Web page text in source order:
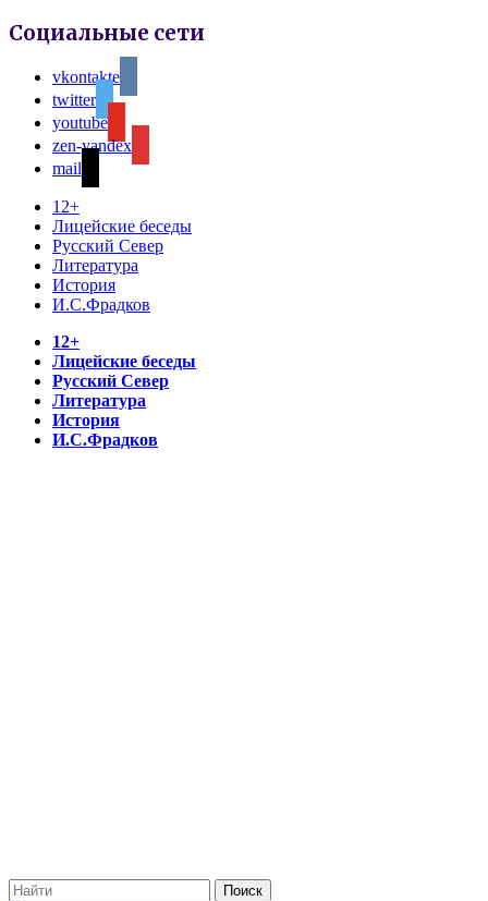
Социальные сети
vkontakte
twitter
youtube
zen-yandex
mail
12+
Лицейские беседы
Русский Север
Литература
История
И.С.Фрадков
12+
Лицейские беседы
Русский Север
Литература
История
И.С.Фрадков